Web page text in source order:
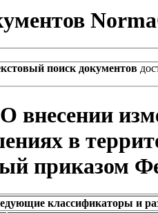
поиск документов
внесении
в
приказом
классификаторы и